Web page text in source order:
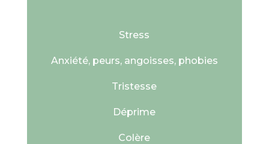
Stress
Anxiété, peurs, angoisses, phobies
Tristesse
Déprime
Colère